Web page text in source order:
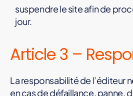
suspendre le site afin de
jour.
Article 3 –
La responsabilité de l’éditeur
en cas de défaillance, panne,